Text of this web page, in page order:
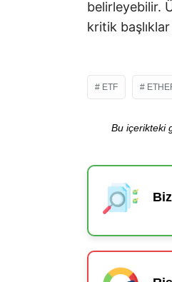
belirleyebilir.
kritik
ETF
Bu içerikteki